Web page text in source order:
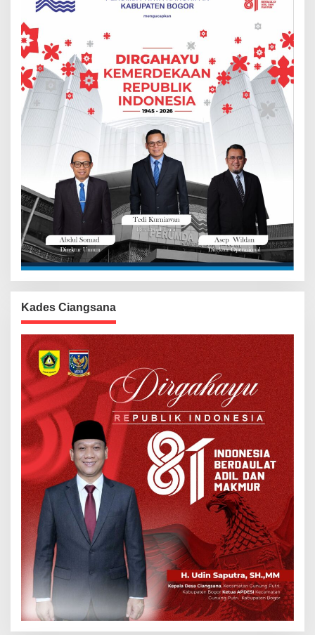
Kades Ciangsana